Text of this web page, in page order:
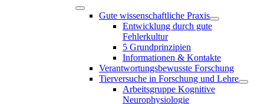
Gute wissenschaftliche Praxis
Entwicklung durch gute
Fehlerkultur
5 Grundprinzipien
Informationen & Kontakte
Verantwortungsbewusste Forschung
Tierversuche in Forschung und Lehre
Arbeitsgruppe Kognitive
Neurophysiologie